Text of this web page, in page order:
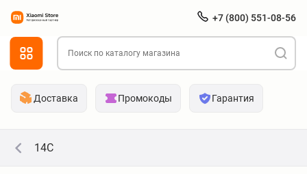
+7 (800) 551-08-56
Доставка Промокоды Гарантия
14C